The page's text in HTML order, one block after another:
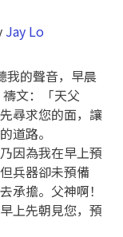
Jay Lo
我的聲音，早晨
文：「天父
尋求您的面，讓
道路。
因為我在早上預
兵器卻未預備
承擔。父神啊！
上先朝見您，預